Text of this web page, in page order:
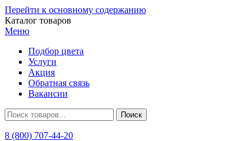
Перейти к основному содержанию
Каталог товаров
Меню
Подбор цвета
Услуги
Акция
Обратная связь
Вакансии
8 (800) 707-44-20